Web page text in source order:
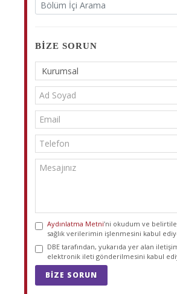
BIZE SORUN
Aydınlatma Metni’ni okudum ve
sağlık verilerimin işlenmesini kabul
DBE tarafından, yukarıda yer alan
elektronik ileti gönderilmesini kabul
BIZE SORUN